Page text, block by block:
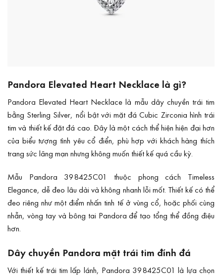
Pandora Elevated Heart Necklace là gì?
Pandora Elevated Heart Necklace là mẫu dây chuyền trái tim
bằng Sterling Silver, nổi bật với mặt đá Cubic Zirconia hình trái
tim và thiết kế đặt đá cao. Đây là một cách thể hiện hiện đại hơn
của biểu tượng tình yêu cổ điển, phù hợp với khách hàng thích
trang sức lãng mạn nhưng không muốn thiết kế quá cầu kỳ.
Mẫu Pandora 398425C01 thuộc phong cách Timeless
Elegance, dễ đeo lâu dài và không nhanh lỗi mốt. Thiết kế có thể
đeo riêng như một điểm nhấn tinh tế ở vùng cổ, hoặc phối cùng
nhẫn, vòng tay và bông tai Pandora để tạo tổng thể đồng điệu
hơn.
Dây chuyền Pandora mặt trái tim đính đá
Với thiết kế trái tim lấp lánh, Pandora 398425C01 là lựa chọn